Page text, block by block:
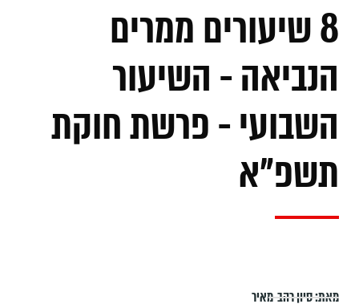
8 שיעורים ממרים
הנביאה - השיעור
השבועי - פרשת חוקת
תשפ"א
מאת:סיון רהב-מאיר